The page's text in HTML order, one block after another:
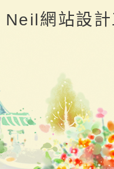
返回頂端
Neil網站設